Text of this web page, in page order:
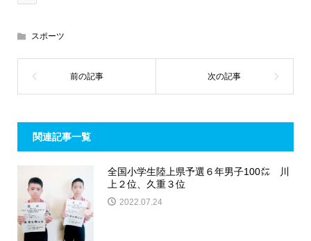
スポーツ
関連記事一覧
全国小学生陸上県予選６年男子100㍍ 川
上２位、久重３位
2022.07.24